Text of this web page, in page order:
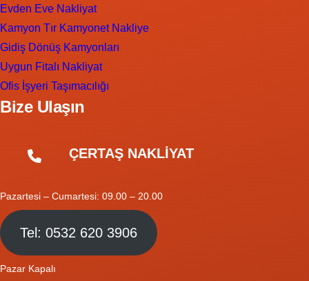
Evden Eve Nakliyat
Kamyon Tır Kamyonet Nakliye
Gidiş Dönüş Kamyonları
Uygun Fitalı Nakliyat
Ofis İşyeri Taşımacılığı
Bize Ulaşın
ÇERTAŞ NAKLİYAT
Pazartesi – Cumartesi: 09.00 – 20.00
Tel: 0532 620 3906
Pazar Kapalı